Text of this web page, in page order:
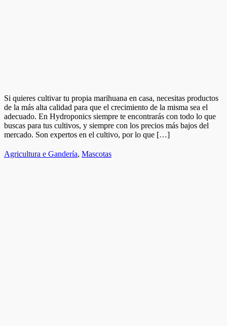
Si quieres cultivar tu propia marihuana en casa, necesitas productos
de la más alta calidad para que el crecimiento de la misma sea el
adecuado. En Hydroponics siempre te encontrarás con todo lo que
buscas para tus cultivos, y siempre con los precios más bajos del
mercado. Son expertos en el cultivo, por lo que […]
Agricultura e Gandería, Mascotas